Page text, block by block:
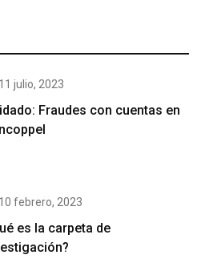
11 julio, 2023
Fraudes con cuentas en
10 febrero, 2023
es la carpeta de